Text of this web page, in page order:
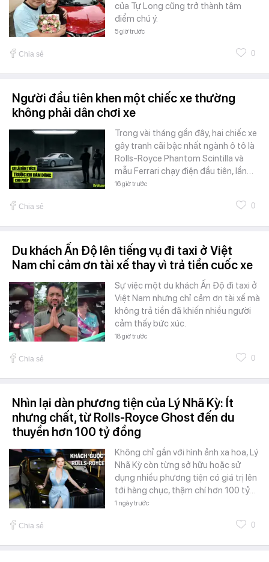
của Tự Long cũng trở thành tâm
điểm chú ý.
5 giờ trước
Chia sẻ 0
Người đầu tiên khen một chiếc xe thường
không phải dân chơi xe
Trong vài tháng gần đây, hai chiếc xe
gây tranh cãi bậc nhất ngành ô tô là
Rolls-Royce Phantom Scintilla và
mẫu Ferrari chạy điện đầu tiên, lần…
16 giờ trước
Chia sẻ 0
Du khách Ấn Độ lên tiếng vụ đi taxi ở Việt
Nam chỉ cảm ơn tài xế thay vì trả tiền cuốc xe
Sự việc một du khách Ấn Độ đi taxi ở
Việt Nam nhưng chỉ cảm ơn tài xế mà
không trả tiền đã khiến nhiều người
cảm thấy bức xúc.
18 giờ trước
Chia sẻ 0
Nhìn lại dàn phương tiện của Lý Nhã Kỳ: Ít
nhưng chất, từ Rolls-Royce Ghost đến du
thuyền hơn 100 tỷ đồng
Không chỉ gắn với hình ảnh xa hoa, Lý
Nhã Kỳ còn từng sở hữu hoặc sử
dụng nhiều phương tiện có giá trị lên
tới hàng chục, thậm chí hơn 100 tỷ…
1 ngày trước
Chia sẻ 0